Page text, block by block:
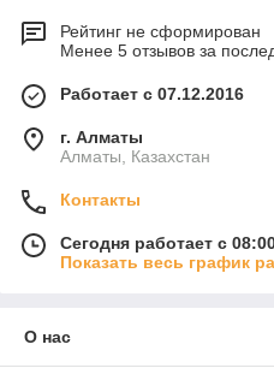
Рейтинг не сформирован
Менее 5 отзывов за
Работает с 07.12.2016
г. Алматы
Алматы, Казахстан
Контакты
Сегодня работает с
Показать весь график
О нас